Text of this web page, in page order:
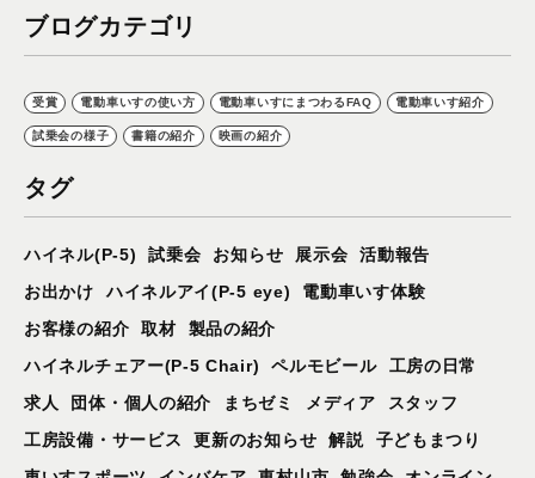
ブログカテゴリ
受賞 電動車いすの使い方 電動車いすにまつわるFAQ 電動車いす紹介
試乗会の様子 書籍の紹介 映画の紹介
タグ
ハイネル(P-5) 試乗会 お知らせ 展示会
活動報告
お出かけ
ハイネルアイ(P-5 eye)
電動車いす体験
お客様の紹介
取材
製品の紹介
ハイネルチェアー(P-5 Chair)
ペルモビール
工房の日常
求人
団体・個人の紹介 まちゼミ メディア
スタッフ
工房設備・サービス
更新のお知らせ 解説
子どもまつり